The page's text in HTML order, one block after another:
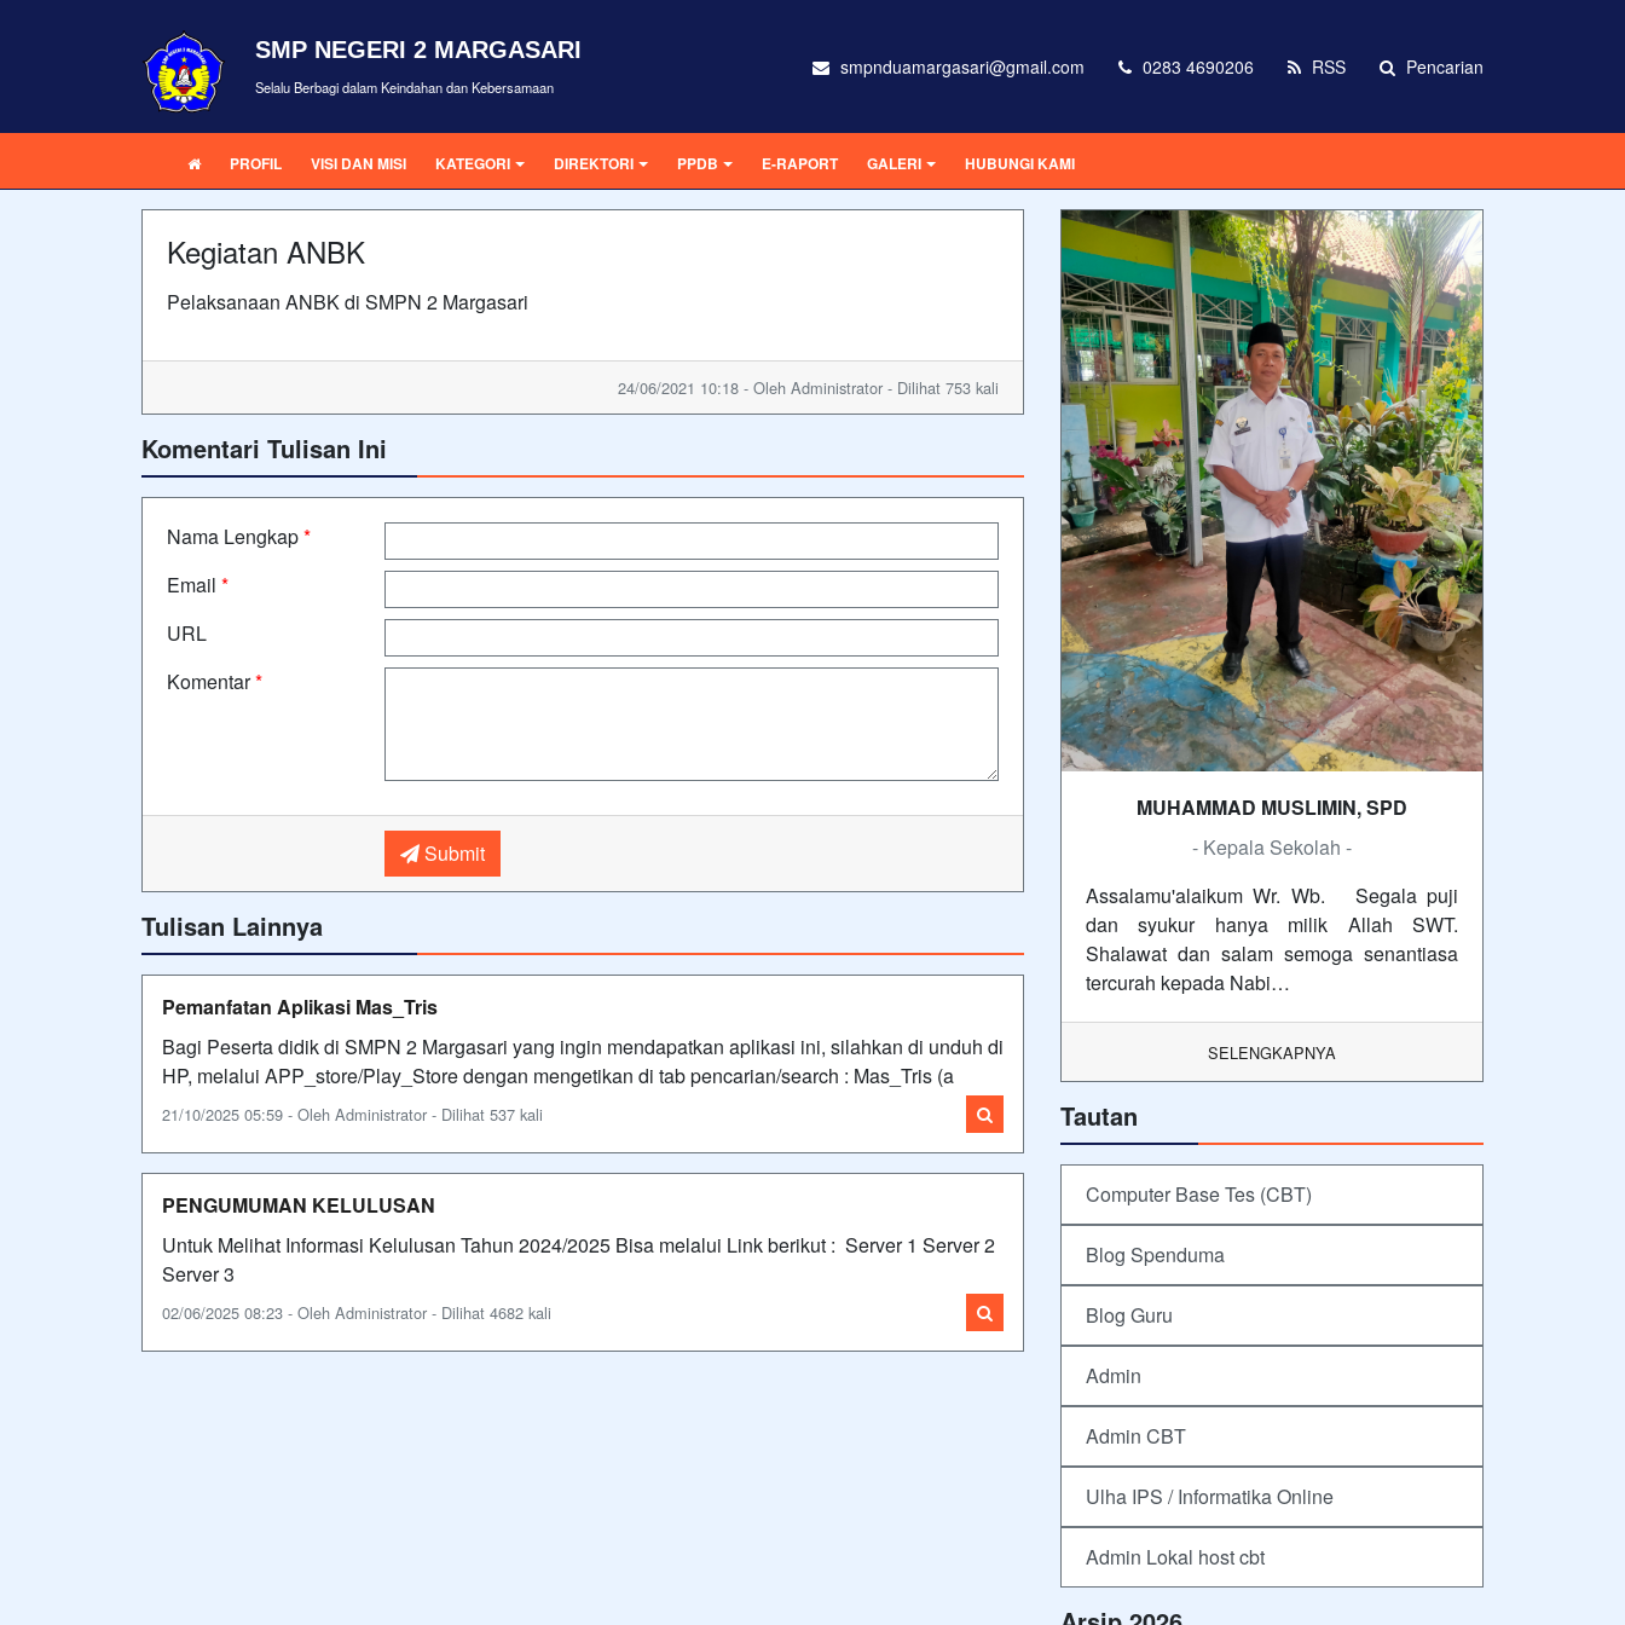
SMP NEGERI 2 MARGASARI
Selalu Berbagi dalam Keindahan dan Kebersamaan
smpnduamargasari@gmail.com 0283 4690206 RSS Pencarian
PROFIL VISI DAN MISI KATEGORI DIREKTORI PPDB E-RAPORT GALERI HUBUNGI KAMI
Kegiatan ANBK
Pelaksanaan ANBK di SMPN 2 Margasari
24/06/2021 10:18 - Oleh Administrator - Dilihat 753 kali
Komentari Tulisan Ini
Nama Lengkap*
Email *
URL
Komentar*
Submit
Tulisan Lainnya
Pemanfatan Aplikasi Mas_Tris
Bagi Peserta didik di SMPN 2 Margasari yang ingin mendapatkan aplikasi ini, silahkan di unduh di
HP, melalui APP_store/Play_Store dengan mengetikan di tab pencarian/search : Mas_Tris (a
21/10/2025 05:59 - Oleh Administrator - Dilihat 537 kali
PENGUMUMAN KELULUSAN
Untuk Melihat Informasi Kelulusan Tahun 2024/2025 Bisa melalui Link berikut : Server 1 Server 2
Server 3
02/06/2025 08:23 - Oleh Administrator - Dilihat 4682 kali
MUHAMMAD MUSLIMIN, SPD
- Kepala Sekolah -
Assalamu'alaikum Wr. Wb. Segala puji
dan syukur hanya milik Allah SWT.
Shalawat dan salam semoga senantiasa
tercurah kepada Nabi…
SELENGKAPNYA
Tautan
Computer Base Tes (CBT)
Blog Spenduma
Blog Guru
Admin
Admin CBT
Ulha IPS / Informatika Online
Admin Lokal host cbt